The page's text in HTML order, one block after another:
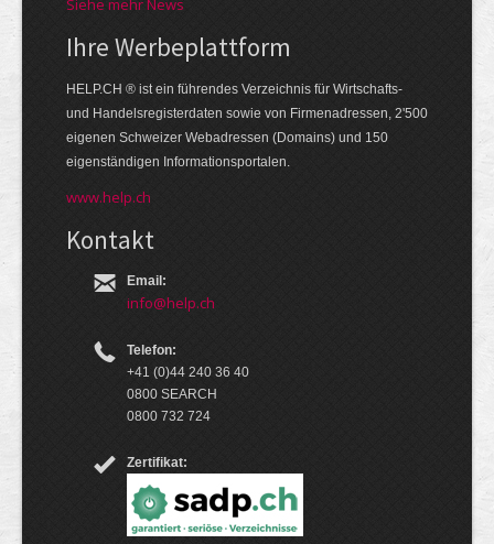
Siehe mehr News
Ihre Werbe­platt­form
HELP.CH ® ist ein führendes Ver­zeich­nis für Wirt­schafts-
und Handels­register­daten so­wie von Firmen­adressen, 2'500
eige­nen Schweizer Web­adressen (Domains) und 150
eigen­ständigen Infor­mations­por­talen.
www.help.ch
Kontakt
Email:
info@help.ch
Telefon:
+41 (0)44 240 36 40
0800 SEARCH
0800 732 724
Zertifikat: